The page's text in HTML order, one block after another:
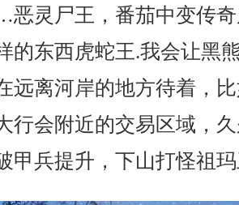
灵尸王，番茄中变传奇
的东西虎蛇王.我会让黑
远离河岸的地方待着，
行会附近的交易区域，
甲兵提升，下山打怪祖